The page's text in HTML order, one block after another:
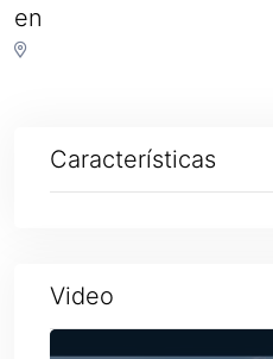
en
Características
Video